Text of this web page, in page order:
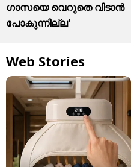
ഗാസയെ വെറുതെ വിടാന്‍
പോകുന്നില്ല'
Web Stories